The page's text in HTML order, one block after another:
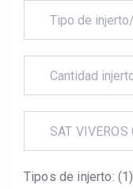
SAT VIVEROS
Tipos de injerto: